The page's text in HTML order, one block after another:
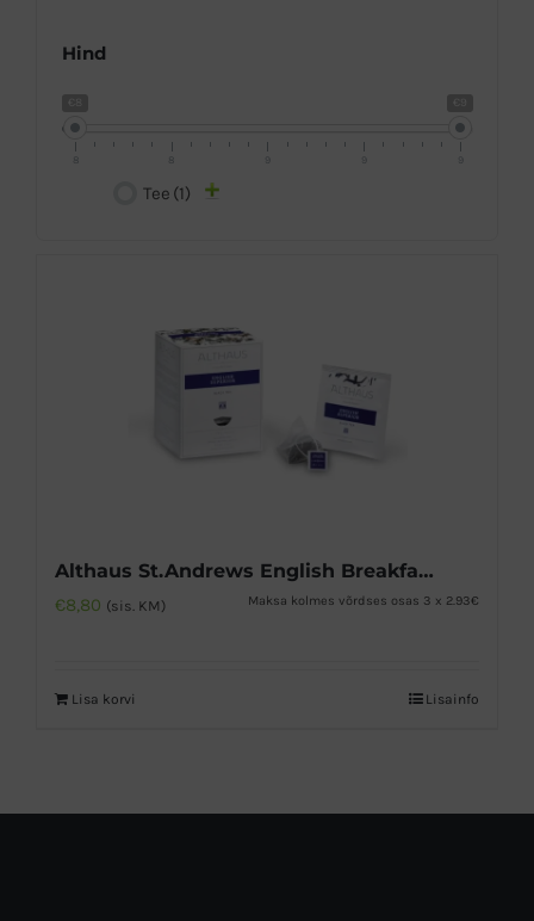
Hind
8 8
Tee (1)
Althaus St.Andrews English Breakfast must tee
€8,80 (sis. KM) Maksa kolmes võrdses osas 3 x 2.93€
Lisa korvi Lisainfo